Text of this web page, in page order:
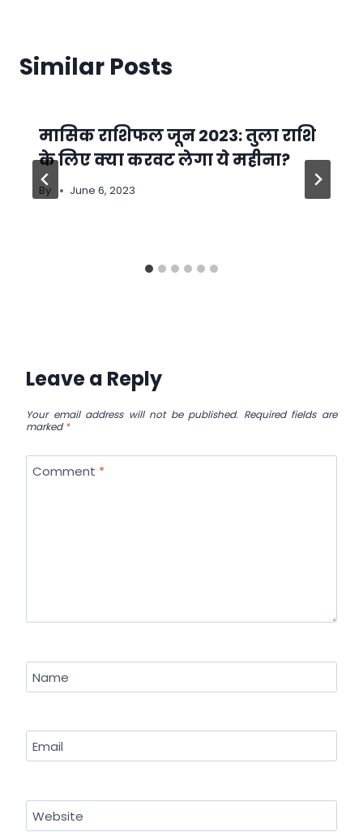
Similar Posts
मासिक राशिफल जून 2023: तुला राशि
के लिए क्या करवट लेगा ये महीना?
By June 6, 2023
Leave a Reply
Your email address will not be published. Required fields are
marked*
Comment *
Name
Email
Website